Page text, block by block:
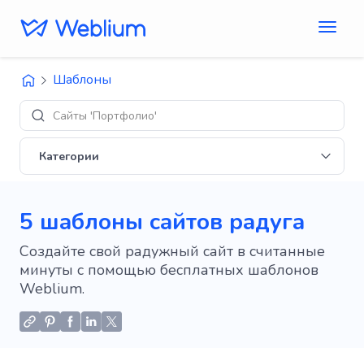
Шаблоны
Сайты 'Портфолио'
Категории
5 шаблоны сайтов радуга
Создайте свой радужный сайт в считанные
минуты с помощью бесплатных шаблонов
Weblium.